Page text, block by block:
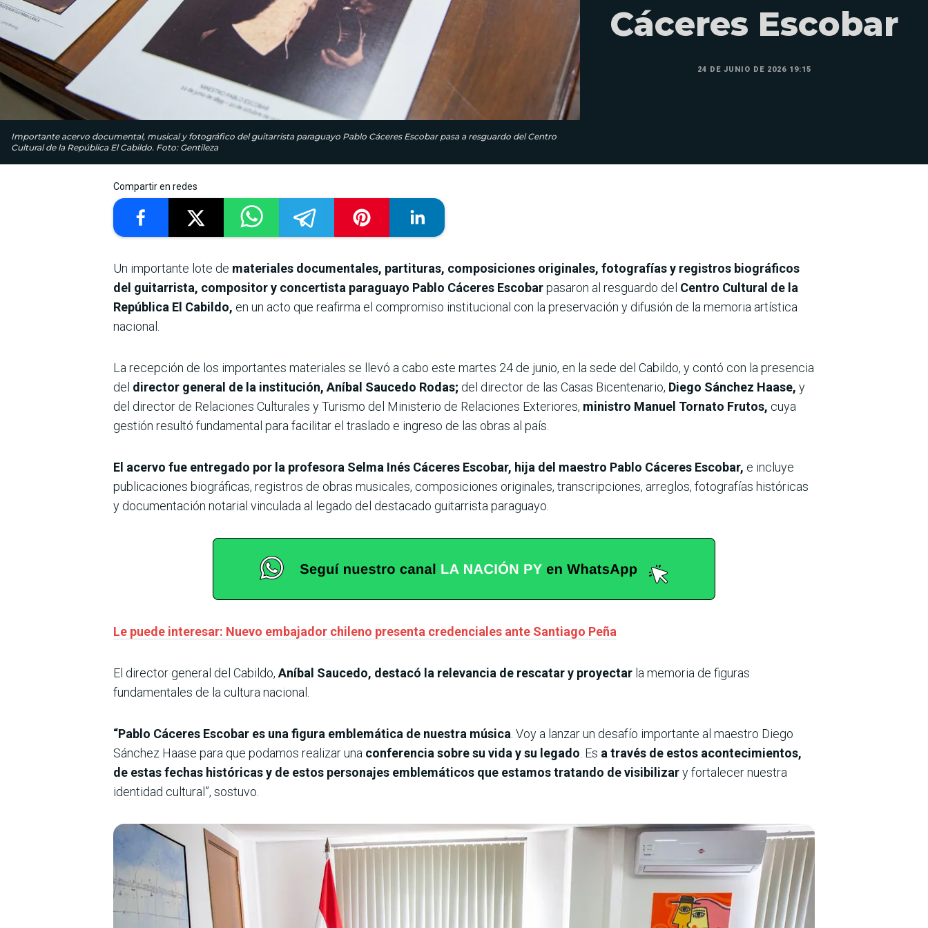
Importante acervo documental, musical y fotográfico del guitarrista paraguayo Pablo Cáceres Escobar pasa a resguardo del Centro
Cultural de la República El Cabildo. Foto: Gentileza
Cáceres Escobar
24 DE JUNIO DE 2026 19:15
Compartir en redes
Un importante lote de materiales documentales, partituras, composiciones originales, fotografías y registros biográficos
del guitarrista, compositor y concertista paraguayo Pablo Cáceres Escobarpasaron al resguardo del Centro Cultural de la
República El Cabildo, en un acto que reafirma el compromiso institucional con la preservación y difusión de la memoria artística
nacional.
La recepción de los importantes materiales se llevó a cabo este martes 24 de junio, en la sede del Cabildo, y contó con la presencia
del director general de la institución, Aníbal Saucedo Rodas; del director de las Casas Bicentenario, Diego Sánchez Haase, y
del director de Relaciones Culturales y Turismo del Ministerio de Relaciones Exteriores, ministro Manuel Tornato Frutos, cuya
gestión resultó fundamental para facilitar el traslado e ingreso de las obras al país.
El acervo fue entregado por la profesora Selma Inés Cáceres Escobar, hija del maestro Pablo Cáceres Escobar, e incluye
publicaciones biográficas, registros de obras musicales, composiciones originales, transcripciones, arreglos, fotografías históricas
y documentación notarial vinculada al legado del destacado guitarrista paraguayo.
Le puede interesar: Nuevo embajador chileno presenta credenciales ante Santiago Peña
El director general del Cabildo, Aníbal Saucedo, destacó la relevancia de rescatar y proyectar la memoria de figuras
fundamentales de la cultura nacional.
“Pablo Cáceres Escobar es una figura emblemática de nuestra música. Voy a lanzar un desafío importante al maestro Diego
Sánchez Haase para que podamos realizar una conferencia sobre su vida y su legado. Es a través de estos acontecimientos,
de estas fechas históricas y de estos personajes emblemáticos que estamos tratando de visibilizary fortalecer nuestra
identidad cultural”, sostuvo.